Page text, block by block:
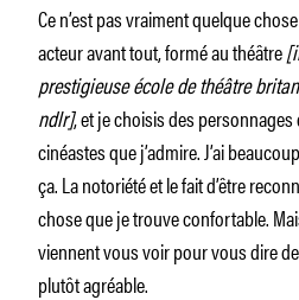
Ce n’est pas vraiment quelque
acteur avant tout, formé au théâtre
prestigieuse école de théâtre
ndlr], et je choisis des
cinéastes que j’admire. J’ai
ça. La notoriété et le fait d’être
chose que je trouve confortable.
viennent vous voir pour vous dire
plutôt agréable.